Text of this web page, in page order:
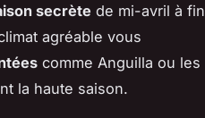
secrète de mi-avril à fin
agréable vous
comme Anguilla ou les
la haute saison.